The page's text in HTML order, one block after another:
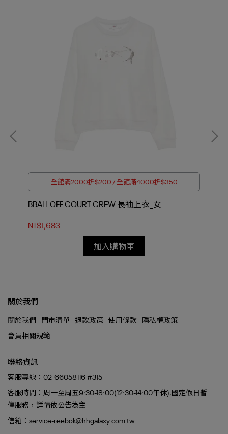
全館滿2000折$200 / 全館滿4000折$350
BBALL OFF COURT CREW 長袖上衣_女
NT$1,683
加入購物車
關於我們
關於我們 門市清單 退款政策 使用條款
隱私權政策
會員相關規範
聯絡資訊
客服專線：02-66058116 #315
客服時間：周一至周五9:30-18:00(12:30-14:00午休),國定假日暫
停服務，詳情依公告為主
信箱：service-reebok@hhgalaxy.com.tw